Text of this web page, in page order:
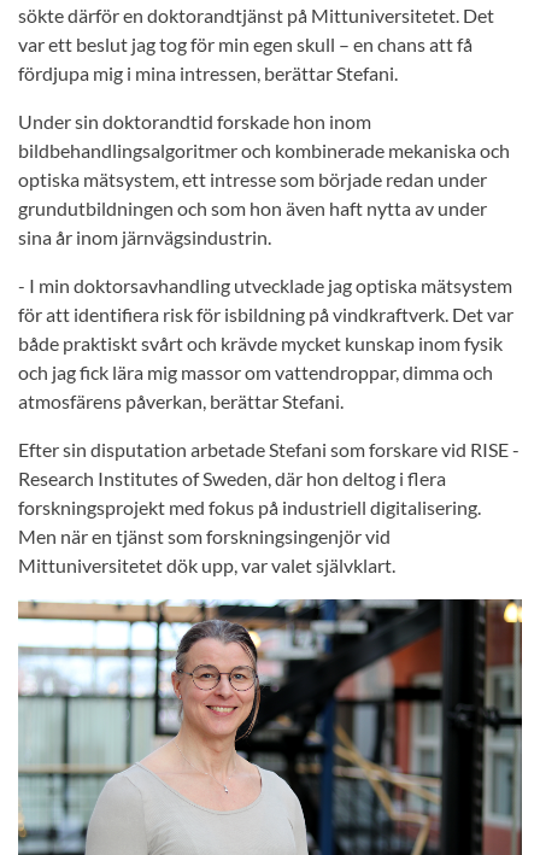
sökte därför en doktorandtjänst på Mittuniversitetet. Det
var ett beslut jag tog för min egen skull – en chans att få
fördjupa mig i mina intressen, berättar Stefani.
Under sin doktorandtid forskade hon inom
bildbehandlingsalgoritmer och kombinerade mekaniska och
optiska mätsystem, ett intresse som började redan under
grundutbildningen och som hon även haft nytta av under
sina år inom järnvägsindustrin.
- I min doktorsavhandling utvecklade jag optiska mätsystem
för att identifiera risk för isbildning på vindkraftverk. Det var
både praktiskt svårt och krävde mycket kunskap inom fysik
och jag fick lära mig massor om vattendroppar, dimma och
atmosfärens påverkan, berättar Stefani.
Efter sin disputation arbetade Stefani som forskare vid RISE -
Research Institutes of Sweden, där hon deltog i flera
forskningsprojekt med fokus på industriell digitalisering.
Men när en tjänst som forskningsingenjör vid
Mittuniversitetet dök upp, var valet självklart.